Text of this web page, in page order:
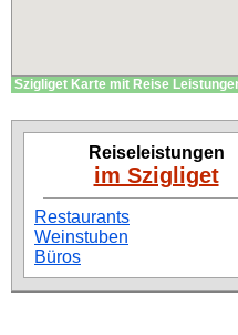
Szigliget Karte mit Reise
Reiseleistungen
im Szigliget
Restaurants
Weinstuben
Büros